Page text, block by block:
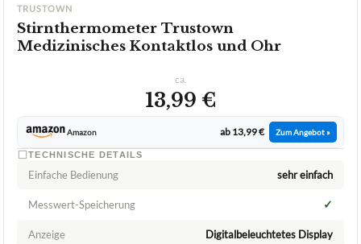
TRUSTOWN
Stirnthermometer Trustown
Medizinisches Kontaktlos und Ohr
ca.
13,99 €
Amazon ab 13,99 € Zum Angebot »
TECHNISCHE DETAILS
Einfache Bedienung sehr einfach
Messwert-Speicherung ✓
Anzeige Digitalbeleuchtetes Display